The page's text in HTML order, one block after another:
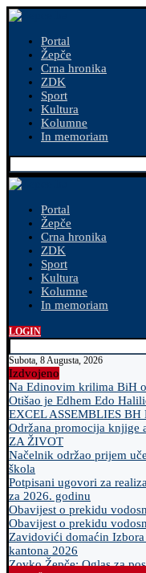
Portal
Žepče
Crna hronika
ZDK
Sport
Kultura
Kolumne
In memoriam
Portal
Žepče
Crna hronika
ZDK
Sport
Kultura
Kolumne
In memoriam
LOGIN
Subota, 8 Augusta, 2026
Izdvojeno
Na Edinovim krilima BiH
Otišao je Edhem Edo
EXCEL ASSEMBLIES
Održana promocija knjige
ZA ŽIVOT
Načelnik održao prijem
škola
Potpisani ugovori za
za 2026. godinu
Obavijest o prekidu
Obavijest o prekidu
Zavidovići domaćin
kantona 2026
Zovko Žepče: Oglas za